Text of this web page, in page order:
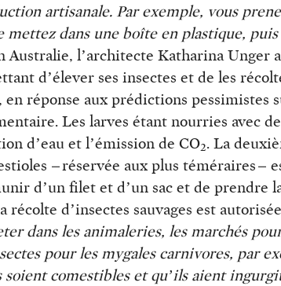
artisanale. Par exemple, vous
mettez dans une boîte en plastique, puis
Australie, l’architecte Katharina Unger
d’élever ses insectes et de les
réponse aux prédictions pessimistes
Les larves étant nourries avec
d’eau et l’émission de CO2. La
– réservée aux plus téméraires –
d’un filet et d’un sac et de prendre
récolte d’insectes sauvages est
dans les animaleries, les marchés
pour les mygales carnivores, par
soient comestibles et qu’ils aient